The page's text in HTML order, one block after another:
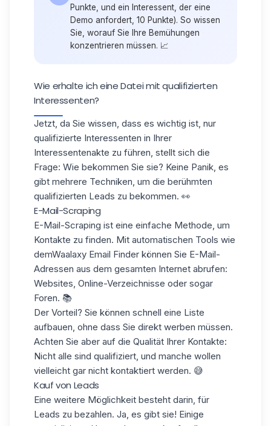
Punkte, und ein Interessent, der eine
Demo anfordert, 10 Punkte). So wissen
Sie, worauf Sie Ihre Bemühungen
konzentrieren müssen. 📈
Wie erhalte ich eine Datei mit qualifizierten
Interessenten?
Jetzt, da Sie wissen, dass es wichtig ist, nur
qualifizierte Interessenten in Ihrer
Interessentenakte zu führen, stellt sich die
Frage: Wie bekommen Sie sie? Keine Panik, es
gibt mehrere Techniken, um die berühmten
qualifizierten Leads zu bekommen. 👀
E-Mail-Scraping
E-Mail-Scraping ist eine einfache Methode, um
Kontakte zu finden. Mit automatischen Tools wie
demWaalaxy Email Finder können Sie E-Mail-
Adressen aus dem gesamten Internet abrufen:
Websites, Online-Verzeichnisse oder sogar
Foren. 📚
Der Vorteil? Sie können schnell eine Liste
aufbauen, ohne dass Sie direkt werben müssen.
Achten Sie aber auf die Qualität Ihrer Kontakte:
Nicht alle sind qualifiziert, und manche wollen
vielleicht gar nicht kontaktiert werden. 😅
Kauf von Leads
Eine weitere Möglichkeit besteht darin, für
Leads zu bezahlen. Ja, es gibt sie! Einige